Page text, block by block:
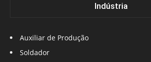
Indústria
Auxiliar de Produção
Soldador